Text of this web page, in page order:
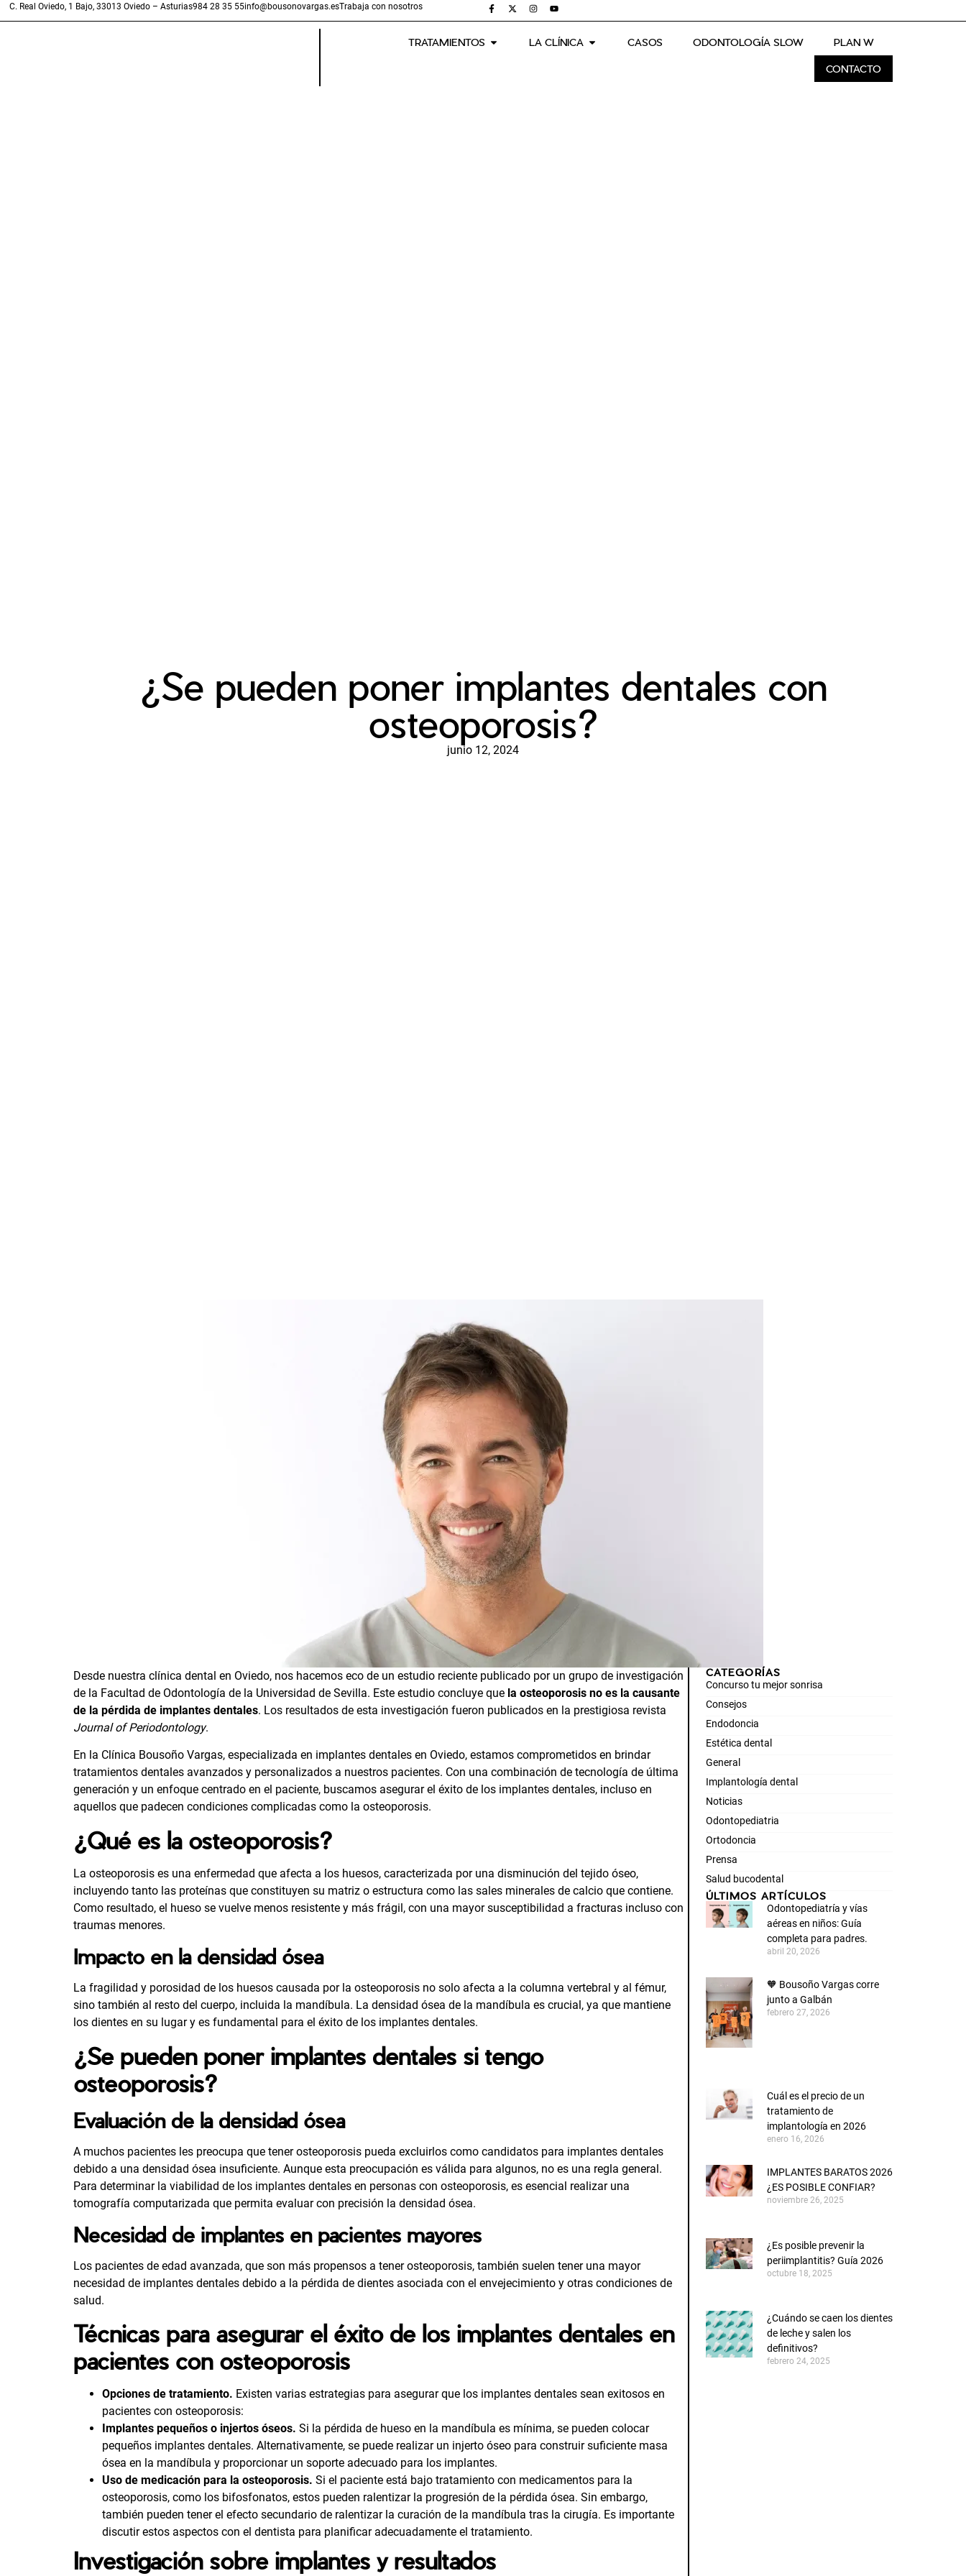
C. Real Oviedo, 1 Bajo, 33013 Oviedo – Asturias984 28 35 55info@bousonovargas.esTrabaja con nosotros
TRATAMIENTOS LA CLÍNICA CASOS ODONTOLOGÍA SLOW PLAN W
CONTACTO
¿Se pueden poner implantes dentales con
osteoporosis?
junio 12, 2024
Desde nuestra clínica dental en Oviedo, nos hacemos eco de un estudio reciente publicado por un grupo de investigación
de la Facultad de Odontología de la Universidad de Sevilla. Este estudio concluye que la osteoporosis no es la causante
de la pérdida de implantes dentales. Los resultados de esta investigación fueron publicados en la prestigiosa revista
Journal of Periodontology.
En la Clínica Bousoño Vargas, especializada en implantes dentales en Oviedo, estamos comprometidos en brindar
tratamientos dentales avanzados y personalizados a nuestros pacientes. Con una combinación de tecnología de última
generación y un enfoque centrado en el paciente, buscamos asegurar el éxito de los implantes dentales, incluso en
aquellos que padecen condiciones complicadas como la osteoporosis.
¿Qué es la osteoporosis?
La osteoporosis es una enfermedad que afecta a los huesos, caracterizada por una disminución del tejido óseo,
incluyendo tanto las proteínas que constituyen su matriz o estructura como las sales minerales de calcio que contiene.
Como resultado, el hueso se vuelve menos resistente y más frágil, con una mayor susceptibilidad a fracturas incluso con
traumas menores.
Impacto en la densidad ósea
La fragilidad y porosidad de los huesos causada por la osteoporosis no solo afecta a la columna vertebral y al fémur,
sino también al resto del cuerpo, incluida la mandíbula. La densidad ósea de la mandíbula es crucial, ya que mantiene
los dientes en su lugar y es fundamental para el éxito de los implantes dentales.
¿Se pueden poner implantes dentales si tengo
osteoporosis?
Evaluación de la densidad ósea
A muchos pacientes les preocupa que tener osteoporosis pueda excluirlos como candidatos para implantes dentales
debido a una densidad ósea insuficiente. Aunque esta preocupación es válida para algunos, no es una regla general.
Para determinar la viabilidad de los implantes dentales en personas con osteoporosis, es esencial realizar una
tomografía computarizada que permita evaluar con precisión la densidad ósea.
Necesidad de implantes en pacientes mayores
Los pacientes de edad avanzada, que son más propensos a tener osteoporosis, también suelen tener una mayor
necesidad de implantes dentales debido a la pérdida de dientes asociada con el envejecimiento y otras condiciones de
salud.
Técnicas para asegurar el éxito de los implantes dentales en
pacientes con osteoporosis
Opciones de tratamiento. Existen varias estrategias para asegurar que los implantes dentales sean exitosos en
pacientes con osteoporosis:
Implantes pequeños o injertos óseos. Si la pérdida de hueso en la mandíbula es mínima, se pueden colocar
pequeños implantes dentales. Alternativamente, se puede realizar un injerto óseo para construir suficiente masa
ósea en la mandíbula y proporcionar un soporte adecuado para los implantes.
Uso de medicación para la osteoporosis. Si el paciente está bajo tratamiento con medicamentos para la
osteoporosis, como los bifosfonatos, estos pueden ralentizar la progresión de la pérdida ósea. Sin embargo,
también pueden tener el efecto secundario de ralentizar la curación de la mandíbula tras la cirugía. Es importante
discutir estos aspectos con el dentista para planificar adecuadamente el tratamiento.
Investigación sobre implantes y resultados
CATEGORÍAS
Concurso tu mejor sonrisa
Consejos
Endodoncia
Estética dental
General
Implantología dental
Noticias
Odontopediatria
Ortodoncia
Prensa
Salud bucodental
ÚLTIMOS ARTÍCULOS
Odontopediatría y vías
aéreas en niños: Guía
completa para padres.
abril 20, 2026
🧡 Bousoño Vargas corre
junto a Galbán
febrero 27, 2026
Cuál es el precio de un
tratamiento de
implantología en 2026
enero 16, 2026
IMPLANTES BARATOS 2026
¿ES POSIBLE CONFIAR?
noviembre 26, 2025
¿Es posible prevenir la
periimplantitis? Guía 2026
octubre 18, 2025
¿Cuándo se caen los dientes
de leche y salen los
definitivos?
febrero 24, 2025